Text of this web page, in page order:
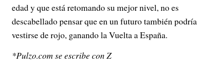
edad y que está retomando su mejor nivel, no es
descabellado pensar que en un futuro también podría
vestirse de rojo, ganando la Vuelta a España.
*Pulzo.com se escribe con Z